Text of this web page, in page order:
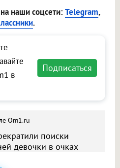
наши соцсети:Telegram,
.
в
Подписаться
Om1.ru
поиски
девочки в очках